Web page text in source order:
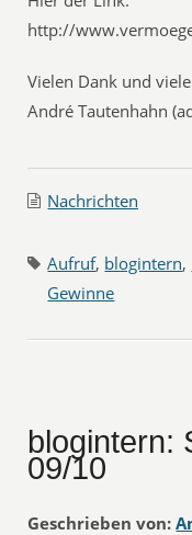
http://
Vielen Dank und
André Tautenhahn
Nachrichten
Aufruf, blogintern,
Gewinne
blogintern:
09/10
Geschrieben von: